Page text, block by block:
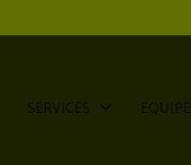
SERVICES EQUIPE